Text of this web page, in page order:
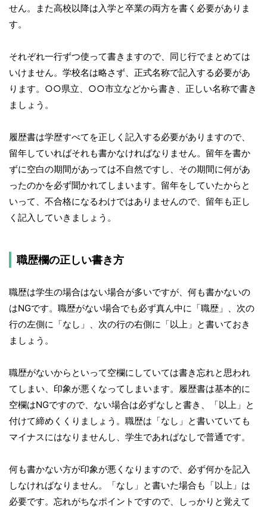
せん。また高校以降は入学と卒業の両方を書く必要がありま
す。
それぞれ一行ずつ使って書きますので、同じ行でまとめては
いけません。学校名は略さず、正式名称で記入する必要があ
ります。○○県立、○○市立などから書き、正しい名称で書き
ましょう。
履歴書は学歴すべてを正しく記入する必要がありますので、
留年していればそれも書かなければなりません。留年を書か
ずに空白の期間があっては不自然ですし、その期間に何があ
ったのかを必ず聞かれてしまいます。留年をしていたからと
いって、不合格になるわけではありませんので、留年も正し
く記入していきましょう。
職歴欄の正しい書き方
職歴は学生の場合はない場合が多いですが、何も書かないの
はNGです。職歴がない場合でも必ず真ん中に「職歴」、次の
行の左側に「なし」、次の行の右側に「以上」と書いておき
ましょう。
職歴がないからといって空欄にしていては書き忘れと思われ
てしまい、印象が悪くなってしまいます。履歴書は基本的に
空欄はNGですので、ない場合は必ずなしと書き、「以上」と
付けて締めくくりましょう。職歴は「なし」と書いていても
マイナスにはなりませんし、学生であればなしで普通です。
何も書かない方が印象が悪くなりますので、必ず何かを記入
しなければなりません。「なし」と書いた場合も「以上」は
必要です。忘れがちなポイントですので、しっかりと覚えて